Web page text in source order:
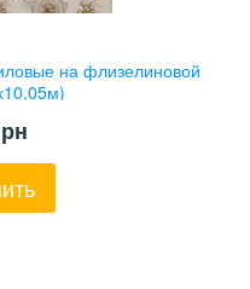
на флизелиновой